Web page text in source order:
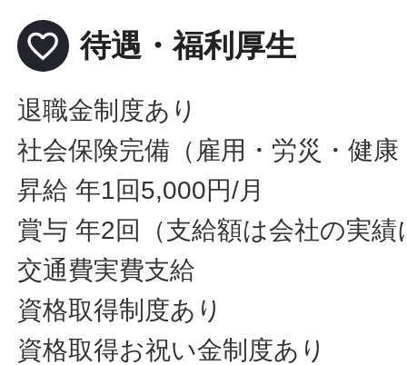
favorite_border 待遇・福利厚生
退職金制度あり
社会保険完備（雇用・労災・健康
昇給 年1回5,000円/月
賞与 年2回（支給額は会社の実績
交通費実費支給
資格取得制度あり
資格取得お祝い金制度あり